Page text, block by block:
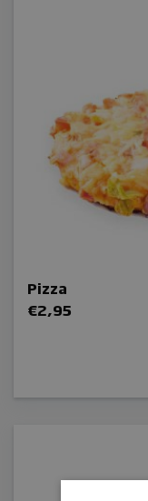
Pizza
€2,95